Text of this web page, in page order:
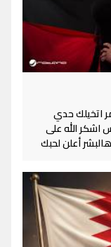
اتخيلك حدي
اشكر الله على
أعلن لحبك